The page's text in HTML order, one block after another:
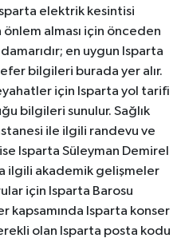
elektrik kesintisi
alması için önceden
en uygun Isparta
bilgileri burada yer alır.
için Isparta yol tarifi
bilgileri sunulur. Sağlık
ile ilgili randevu ve
Isparta Süleyman Demirel
ilgili akademik gelişmeler
için Isparta Barosu
kapsamında Isparta konser
olan Isparta posta kodu